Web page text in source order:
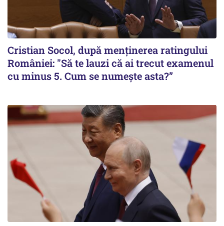
Cristian Socol, după menținerea ratingului
României: "Să te lauzi că ai trecut examenul
cu minus 5. Cum se numește asta?”